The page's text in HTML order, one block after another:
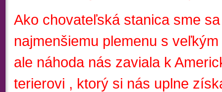
Ako chovateľská stanica sme
najmenšiemu plemenu s
ale náhoda nás zaviala k
terierovi , ktorý si nás uplne